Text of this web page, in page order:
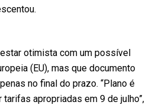
otimista com um possível
(EU), mas que documento
no final do prazo. “Plano é
apropriadas em 9 de julho”,